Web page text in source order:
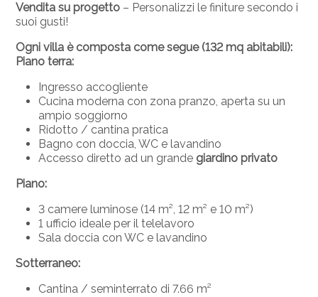
Vendita su progetto – Personalizzi le finiture secondo i
suoi gusti!
Ogni villa è composta come segue (132 mq abitabili):
Piano terra:
Ingresso accogliente
Cucina moderna con zona pranzo, aperta su un
ampio soggiorno
Ridotto / cantina pratica
Bagno con doccia, WC e lavandino
Accesso diretto ad un grande giardino privato
Piano:
3 camere luminose (14 m², 12 m² e 10 m²)
1 ufficio ideale per il telelavoro
Sala doccia con WC e lavandino
Sotterraneo:
Cantina / seminterrato di 7.66 m²